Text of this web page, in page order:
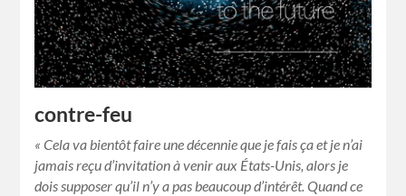
contre-feu
« Cela va bientôt faire une décennie que je fais ça et je n’ai
jamais reçu d’invitation à venir aux États-Unis, alors je
dois supposer qu’il n’y a pas beaucoup d’intérêt. Quand ce